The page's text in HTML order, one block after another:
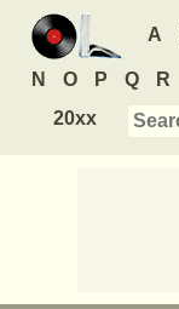
A
N O P Q R
20xx